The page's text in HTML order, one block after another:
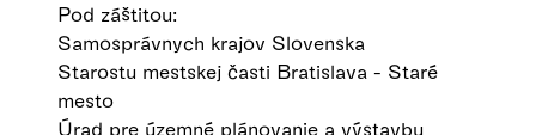
Pod záštitou:
Samosprávnych krajov Slovenska
Starostu mestskej časti Bratislava - Staré
mesto
Úrad pre územné plánovanie a výstavbu